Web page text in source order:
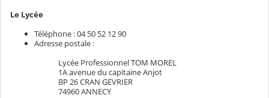
Le Lycée
Téléphone : 04 50 52 12 90
Adresse postale :
Lycée Professionnel TOM MOREL
1A avenue du capitaine Anjot
BP 26 CRAN GEVRIER
74960 ANNECY